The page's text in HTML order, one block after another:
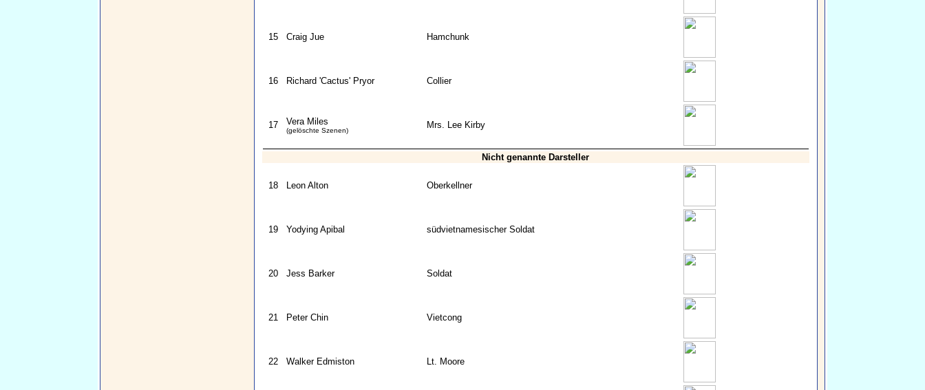
15 Craig Jue Hamchunk
16 Richard 'Cactus' Pryor Collier
17 Vera Miles
(gelöschte Szenen)
Mrs. Lee Kirby
Nicht genannte Darsteller
18 Leon Alton Oberkellner
19 Yodying Apibal südvietnamesischer Soldat
20 Jess Barker Soldat
21 Peter Chin Vietcong
22 Walker Edmiston Lt. Moore